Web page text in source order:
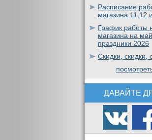
Расписание
магазина 11,12
График работы
магазина на
праздники 2026
Скидки, скидки,
ДАВАЙТЕ